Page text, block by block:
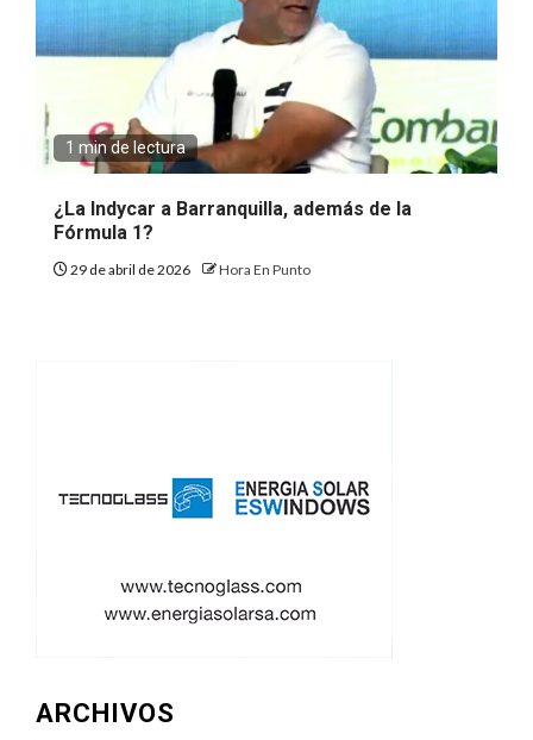
1 min de lectura
¿La Indycar a Barranquilla, además de la
Fórmula 1?
29 de abril de 2026 Hora En Punto
ARCHIVOS